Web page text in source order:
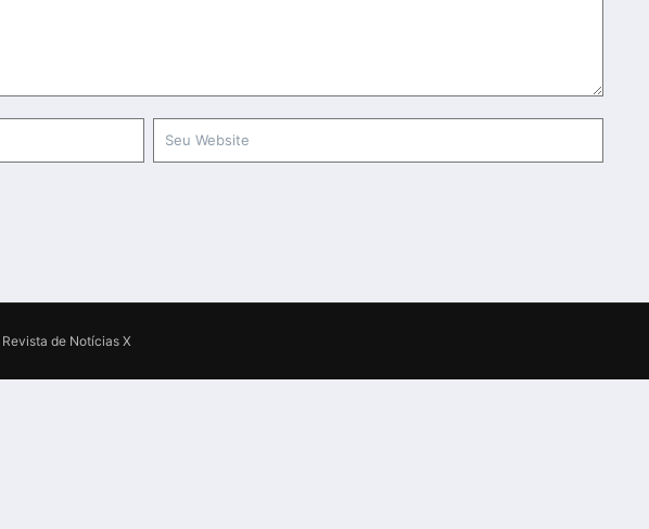
Revista de Notícias X